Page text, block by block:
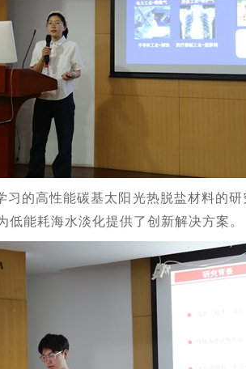
的高性能碳基太阳光热脱盐材料的
能耗海水淡化提供了创新解决方案。